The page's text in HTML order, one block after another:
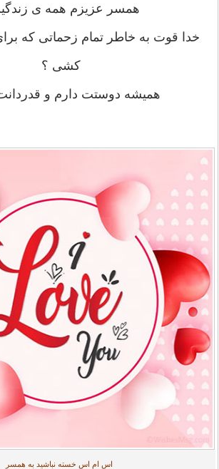
همسر عزیزم همه ی
خدا قوت به خاطر تمام زحماتی که
کشی ؟
همیشه دوستت دارم و
اس ام اس خسته نباشید به همسر